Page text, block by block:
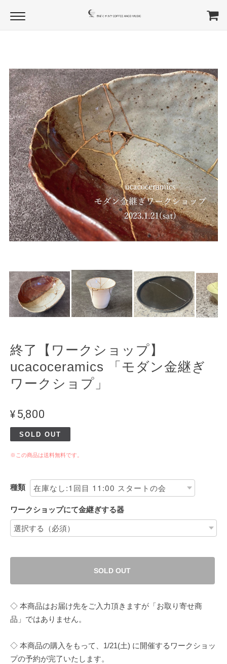
終了【ワークショップ】
ucacoceramics 「モダン金継ぎ
ワークショプ」
¥5,800
SOLD OUT
※この商品は送料無料です。
種類
ワークショップにて金継ぎする器
SOLD OUT
◇ 本商品はお届け先をご入力頂きますが「お取り寄せ商
品」ではありません。
◇ 本商品の購入をもって、1/21(土) に開催するワークショッ
プの予約が完了いたします。